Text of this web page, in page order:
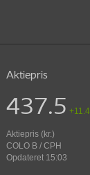
Aktiepris
437.5 +11.4
Aktiepris (kr.)
COLO B / CPH
Opdateret 15:03